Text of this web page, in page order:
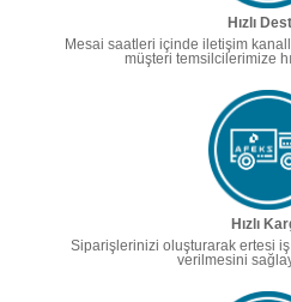
Hızlı
Mesai saatleri içinde iletişim
müşteri temsilcilerimize
Hızlı
Siparişlerinizi oluşturarak ertesi
verilmesini